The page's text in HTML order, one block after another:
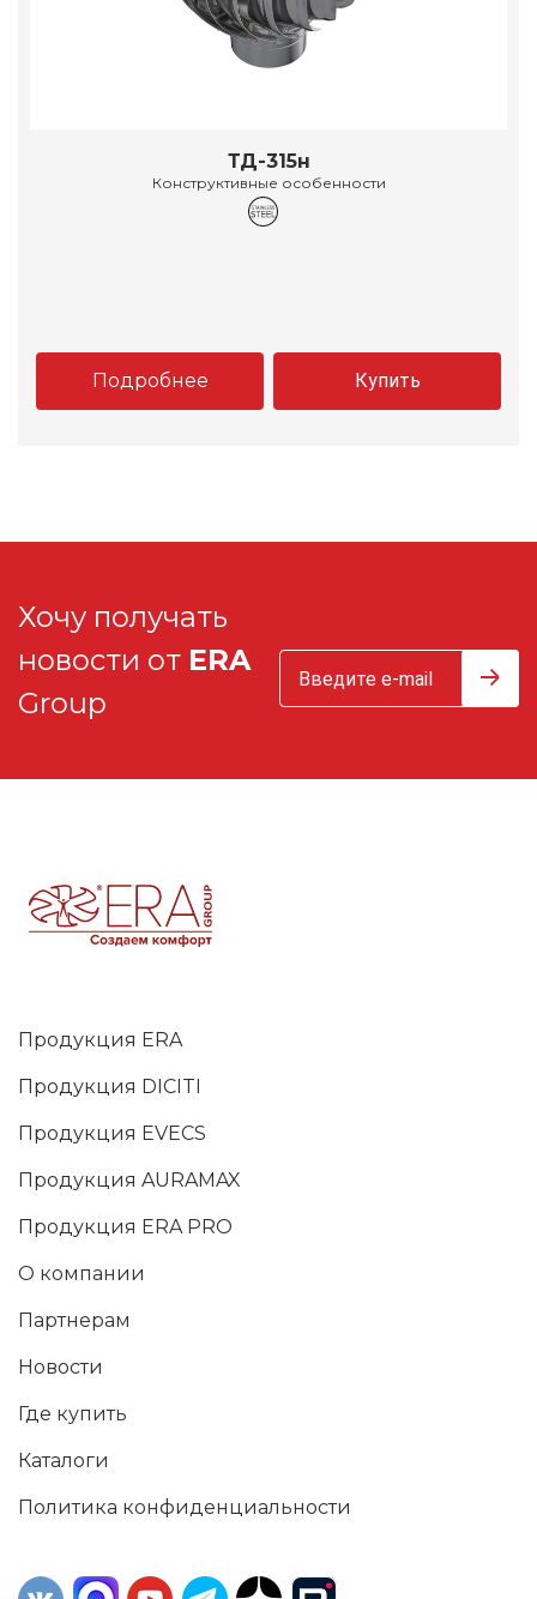
ТД-315н
Конструктивные особенности
Подробнее Купить
Хочу получать
новости от ERA
Group
Продукция ERA
Продукция DICITI
Продукция EVECS
Продукция AURAMAX
Продукция ERA PRO
О компании
Партнерам
Новости
Где купить
Каталоги
Политика конфиденциальности